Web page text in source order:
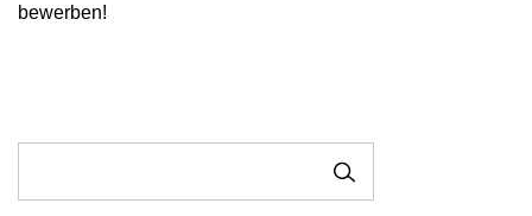
bewerben!